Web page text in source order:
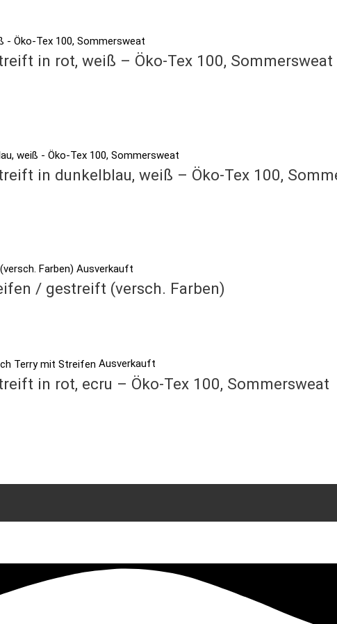
in rot, weiß – Öko-Tex 100, Sommersweat
in dunkelblau, weiß – Öko-Tex 100,
Ausverkauft
/ gestreift (versch. Farben)
Ausverkauft
in rot, ecru – Öko-Tex 100, Sommersweat